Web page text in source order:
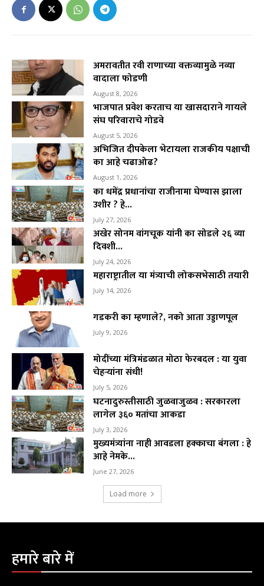
अमरावतीत रवी राणाच्या वक्तव्यामुळे नव्या
वादाला फोडणी
August 8, 2026
भाजपात प्रवेश करताच या खासदाराने गायले
संघ परिवाराचे गोडवे
August 5, 2026
अभिजित दीपकेला भेटायला राजकीय पक्षाची
का आहे चढाओढ?
August 1, 2026
का धमेंद्र प्रधानांचा राजीनामा घेण्यास झाला
उशीर ? हे...
July 27, 2026
अखेर सोनम वांगचूक यांनी का सोडले २६ व्या
दिवशी...
July 24, 2026
महाराष्ट्रातील या मंत्र्याची लोकसभेसाठी तयारी
July 14, 2026
गडकरी का म्हणाले?, नको आता उड्डाणपूल
July 9, 2026
मोदींच्या मंत्रिमंडळात मोठा फेरबदल : या युवा
चेहऱ्यांना संधी!
July 5, 2026
घटनादुरुस्तीसाठी जुळवाजुळव : सरकारला
लागेल ३६० मतांचा आकडा
July 3, 2026
मुख्यमंत्र्यांना नाही आवडला हक्काचा बंगला : हे
आहे नेमके...
June 27, 2026
Load more
हमारे बारे में